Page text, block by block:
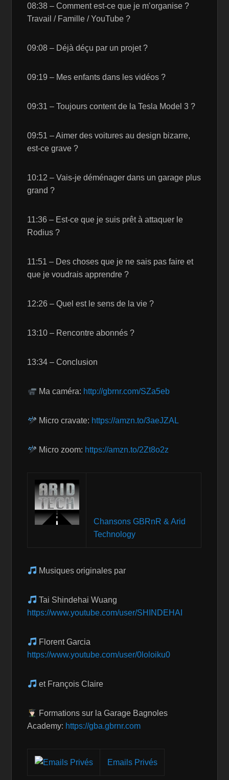
08:38 – Comment est-ce que je m’organise ?
Travail / Famille / YouTube ?
09:08 – Déjà déçu par un projet ?
09:19 – Mes enfants dans les vidéos ?
09:31 – Toujours content de la Tesla Model 3 ?
09:51 – Aimer des voitures au design bizarre,
est-ce grave ?
10:12 – Vais-je déménager dans un garage plus
grand ?
11:36 – Est-ce que je suis prêt à attaquer le
Rodius ?
11:51 – Des choses que je ne sais pas faire et
que je voudrais apprendre ?
12:26 – Quel est le sens de la vie ?
13:10 – Rencontre abonnés ?
13:34 – Conclusion
Ma caméra: http://gbrnr.com/SZa5eb
Micro cravate: https://amzn.to/3aeJZAL
Micro zoom: https://amzn.to/2Zt8o2z
Chansons GBRnR & Arid
Technology
Musiques originales par
Tai Shindehai Wuang
https://www.youtube.com/user/SHINDEHAI
Florent Garcia
https://www.youtube.com/user/0loloiku0
et François Claire
Formations sur la Garage Bagnoles
Academy: https://gba.gbrnr.com
Emails Privés